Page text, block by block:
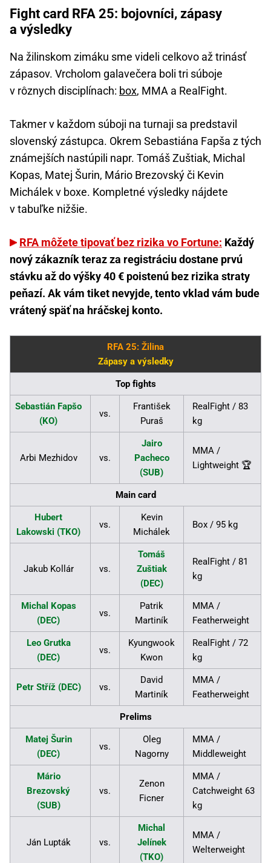
Fight card RFA 25: bojovníci, zápasy
a výsledky
Na žilinskom zimáku sme videli celkovo až trinásť
zápasov. Vrcholom galavečera boli tri súboje
v rôznych disciplínach: box, MMA a RealFight.
Takmer v každom súboji na turnaji sa predstavil
slovenský zástupca. Okrem Sebastiána Fapša z tých
známejších nastúpili napr. Tomáš Zuštiak, Michal
Kopas, Matej Šurin, Mário Brezovský či Kevin
Michálek v boxe. Kompletné výsledky nájdete
v tabuľke nižšie.
RFA môžete tipovať bez rizika vo Fortune: Každý
nový zákazník teraz za registráciu dostane prvú
stávku až do výšky 40 € poistenú bez rizika straty
peňazí. Ak vám tiket nevyjde, tento vklad vám bude
vrátený späť na hráčskej konto.
RFA 25: Žilina
Zápasy a výsledky
Top fights
Sebastián Fapšo
(KO)
vs.
František
Puraš
RealFight / 83
kg
Arbi Mezhidov vs.
Jairo
Pacheco
(SUB)
MMA /
Lightweight 🏆
Main card
Hubert
Lakowski (TKO)
vs.
Kevin
Michálek
Box / 95 kg
Jakub Kollár vs.
Tomáš
Zuštiak
(DEC)
RealFight / 81
kg
Michal Kopas
(DEC)
vs.
Patrik
Martiník
MMA /
Featherweight
Leo Grutka
(DEC)
vs.
Kyungwook
Kwon
RealFight / 72
kg
Petr Stříž (DEC) vs.
David
Martiník
MMA /
Featherweight
Prelims
Matej Šurin
(DEC)
vs.
Oleg
Nagorny
MMA /
Middleweight
Mário
Brezovský
(SUB)
vs.
Zenon
Ficner
MMA /
Catchweight 63
kg
Ján Lupták vs.
Michal
Jelínek
(TKO)
MMA /
Welterweight